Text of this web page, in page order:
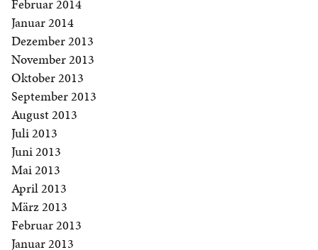
Februar 2014
Januar 2014
Dezember 2013
November 2013
Oktober 2013
September 2013
August 2013
Juli 2013
Juni 2013
Mai 2013
April 2013
März 2013
Februar 2013
Januar 2013